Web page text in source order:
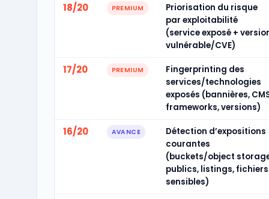
18/20 PREMIUM
Priorisation du risque
par exploitabilité
(service exposé +
vulnérable/CVE)
17/20 PREMIUM
Fingerprinting des
services/technologies
exposés (bannières,
frameworks, versions)
16/20 AVANCE
Détection d’expositions
courantes
(buckets/object
publics, listings, fichiers
sensibles)